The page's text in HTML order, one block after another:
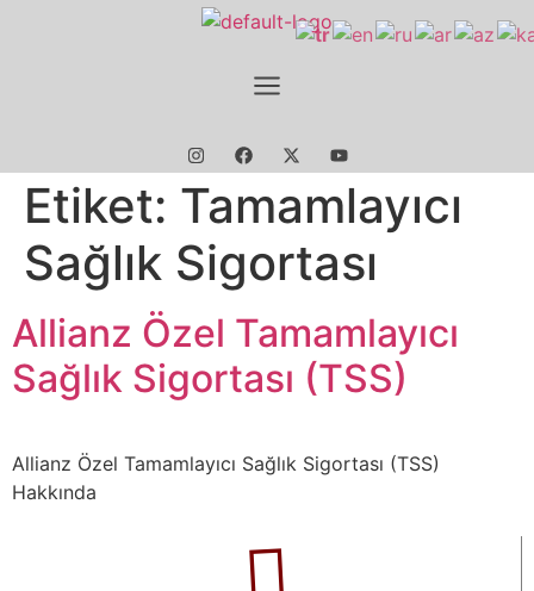
Etiket: Tamamlayıcı
Sağlık Sigortası
Allianz Özel Tamamlayıcı
Sağlık Sigortası (TSS)
Allianz Özel Tamamlayıcı Sağlık Sigortası (TSS)
Hakkında